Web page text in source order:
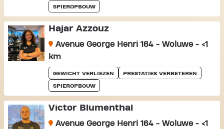
SPIEROPBOUW
Hajar Azzouz
Avenue George Henri 164 - Woluwe - <1
km
GEWICHT VERLIEZEN PRESTATIES VERBETEREN
SPIEROPBOUW
Victor Blumenthal
Avenue George Henri 164 - Woluwe - <1